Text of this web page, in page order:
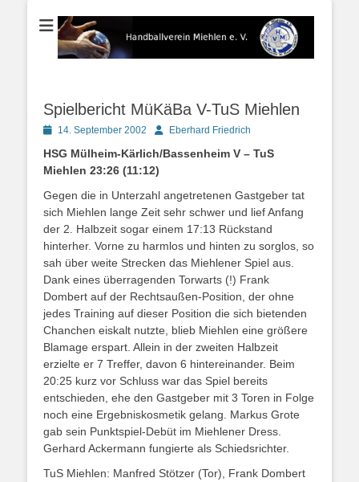
Handballverein
Miehlen e. V.
Der Handballverein im Blauen Ländchen
Spielbericht MüKäBa V-TuS Miehlen
Posted14. September 2002 AutorEberhard Friedrich
HSG Mülheim-Kärlich/Bassenheim V – TuS
Miehlen 23:26 (11:12)
Gegen die in Unterzahl angetretenen Gastgeber tat
sich Miehlen lange Zeit sehr schwer und lief Anfang
der 2. Halbzeit sogar einem 17:13 Rückstand
hinterher. Vorne zu harmlos und hinten zu sorglos, so
sah über weite Strecken das Miehlener Spiel aus.
Dank eines überragenden Torwarts (!) Frank
Dombert auf der Rechtsaußen-Position, der ohne
jedes Training auf dieser Position die sich bietenden
Chanchen eiskalt nutzte, blieb Miehlen eine größere
Blamage erspart. Allein in der zweiten Halbzeit
erzielte er 7 Treffer, davon 6 hintereinander. Beim
20:25 kurz vor Schluss war das Spiel bereits
entschieden, ehe den Gastgeber mit 3 Toren in Folge
noch eine Ergebniskosmetik gelang. Markus Grote
gab sein Punktspiel-Debüt im Miehlener Dress.
Gerhard Ackermann fungierte als Schiedsrichter.
TuS Miehlen: Manfred Stötzer (Tor), Frank Dombert